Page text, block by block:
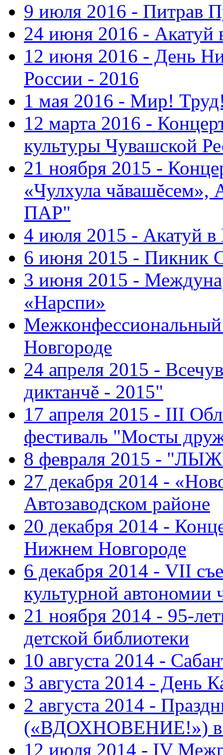
9 июля 2016 - Питрав
24 июня 2016 - Акатуй
12 июня 2016 - День
России - 2016
1 мая 2016 - Мир!
12 марта 2016 -
культуры Чувашской
21 ноября 2015 -
«Чулхула
ПАР"
4 июля 2015 - Акатуй
6 июня 2015 - Пикник
3 июня 2015 -
«Нарспи»
Новгороде
24 апреля 2015 -
диктанчĕ - 2015"
17 апреля 2015 - III
фестиваль "Мосты
8 февраля 2015 -
27 декабря 2014 -
Автозаводском районе
20 декабря 2014 -
Нижнем Новгороде
6 декабря 2014 - VII
культурной автономии
21 ноября 2014 - 95-
детской библиотеки
10 августа 2014 -
3 августа 2014 - День
2 августа 2014 -
(«ВДОХНОВЕНИЕ!») в
12 июля 2014 - IV